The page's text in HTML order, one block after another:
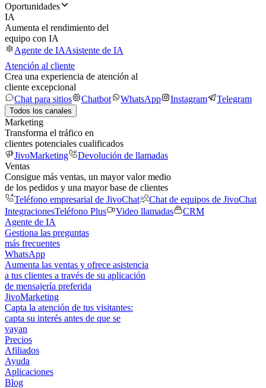
Oportunidades
IA
Aumenta el rendimiento del
equipo con IA
Agente de IAAsistente de IA
Atención al cliente
Crea una experiencia de atención al
cliente excepcional
Chat para sitios
Chatbot WhatsApp Instagram Telegram
Todos los canales
Marketing
Transforma el tráfico en
clientes potenciales cualificados
JivoMarketing
Devolución de llamadas
Ventas
Consigue más ventas, un mayor valor medio
de los pedidos y una mayor base de clientes
Teléfono empresarial de JivoChat
Chat de equipos de JivoChat
IntegracionesTeléfono Plus Video llamadas
CRM
Agente de IA
Gestiona las preguntas
más frecuentes
WhatsApp
Aumenta las ventas y ofrece asistencia
a tus clientes a través de su aplicación
de mensajería preferida
JivoMarketing
Capta la atención de tus visitantes:
capta su interés antes de que se
vayan
Precios
Afiliados
Ayuda
Aplicaciones
Blog